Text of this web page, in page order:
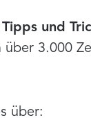
und
3.000
über: